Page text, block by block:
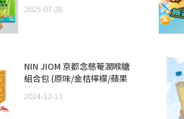
2025-07-28
NIN JIOM 京都念慈菴潤喉糖
組合包 (原味/金桔檸檬/蘋果
桂圓) 480公克
2024-12-13